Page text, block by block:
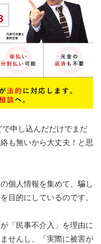
申し込んだだけでまだ
も無いから大丈夫！と思
個人情報を集めて、騙し
目的にしているのです。
「民事不介入」を理由に
せんし、「実際に被害が